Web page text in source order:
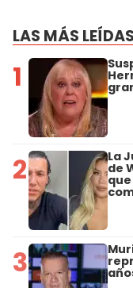
LAS MÁS LEÍDAS
1
2 La
de
3